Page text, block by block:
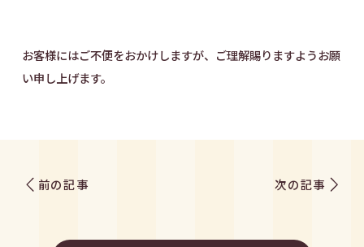
お客様にはご不便をおかけしますが、ご理解賜りますようお願
い申し上げます。
前の記事 次の記事